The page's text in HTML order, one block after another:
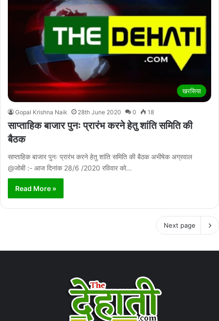
खरसिया
Gopal Krishna Naik 28th June 2020 0 18
साप्ताहिक बाजार पुनः प्रारंभ करने हेतु शांति समिति की
बैठक
साप्ताहिक बाजार पुनः प्रारंभ करने हेतु शांति समिति की बैठक अभीषेक अग्रवाल
@जोबी :- आज दिनांक 28/6 /2020 रविवार को…
Read More »
Next page